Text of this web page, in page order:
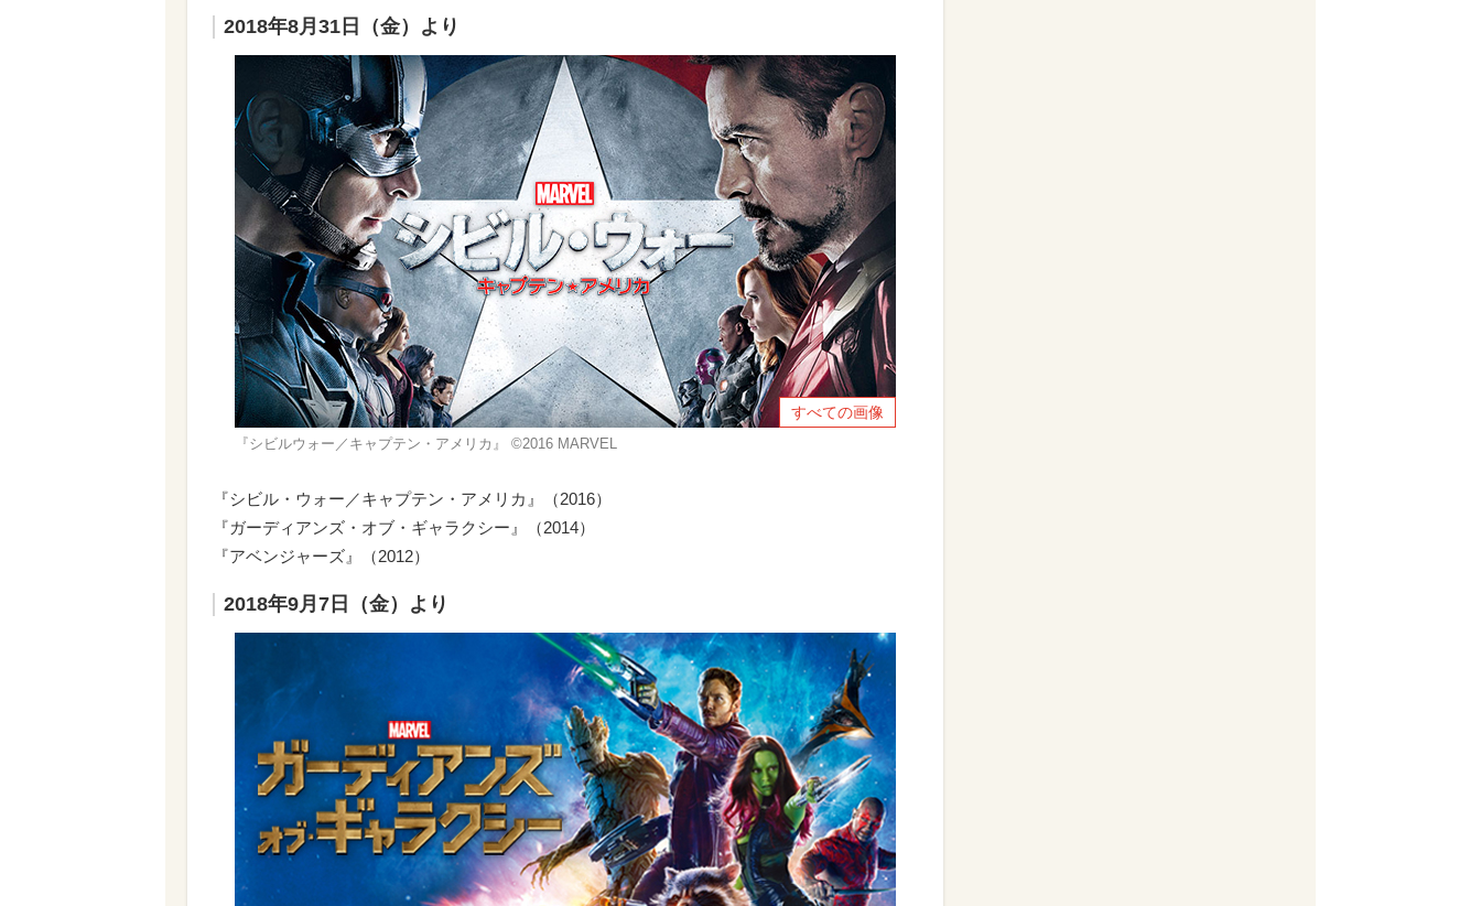
2018年8月31日（金）より
すべての画像
『シビルウォー／キャプテン・アメリカ』 ©2016 MARVEL
『シビル・ウォー／キャプテン・アメリカ』（2016）
『ガーディアンズ・オブ・ギャラクシー』（2014）
『アベンジャーズ』（2012）
2018年9月7日（金）より